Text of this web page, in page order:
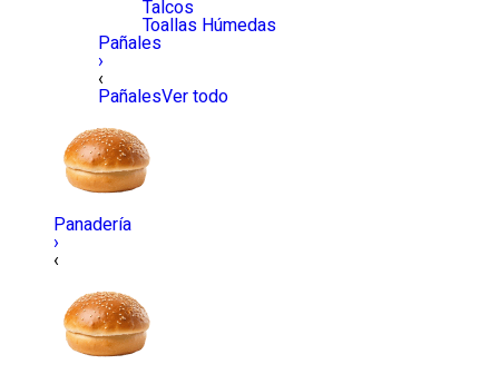
Talcos
Toallas Húmedas
Pañales
›
‹
PañalesVer todo
Panadería
›
‹